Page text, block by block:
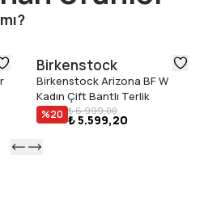
Birkenstock
Birkenstock Arizona BF W
Kadın Çift Bantlı Terlik
%20 ₺ 6.999,00
₺ 5.599,20